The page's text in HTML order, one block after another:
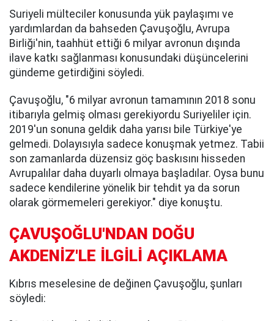
Suriyeli mülteciler konusunda yük paylaşımı ve
yardımlardan da bahseden Çavuşoğlu, Avrupa
Birliği'nin, taahhüt ettiği 6 milyar avronun dışında
ilave katkı sağlanması konusundaki düşüncelerini
gündeme getirdiğini söyledi.
Çavuşoğlu, "6 milyar avronun tamamının 2018 sonu
itibarıyla gelmiş olması gerekiyordu Suriyeliler için.
2019'un sonuna geldik daha yarısı bile Türkiye'ye
gelmedi. Dolayısıyla sadece konuşmak yetmez. Tabii
son zamanlarda düzensiz göç baskısını hisseden
Avrupalılar daha duyarlı olmaya başladılar. Oysa bunu
sadece kendilerine yönelik bir tehdit ya da sorun
olarak görmemeleri gerekiyor." diye konuştu.
ÇAVUŞOĞLU'NDAN DOĞU
AKDENİZ'LE İLGİLİ AÇIKLAMA
Kıbrıs meselesine de değinen Çavuşoğlu, şunları
söyledi: